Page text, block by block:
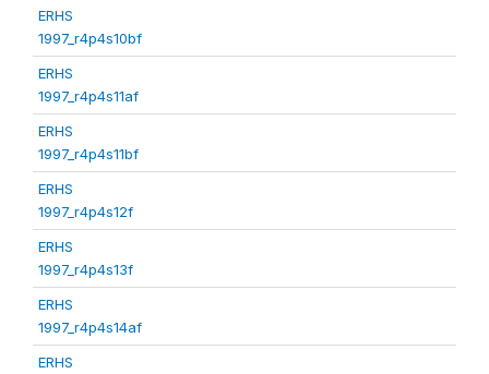
ERHS
1997_r4p4s10bf
ERHS
1997_r4p4s11af
ERHS
1997_r4p4s11bf
ERHS
1997_r4p4s12f
ERHS
1997_r4p4s13f
ERHS
1997_r4p4s14af
ERHS